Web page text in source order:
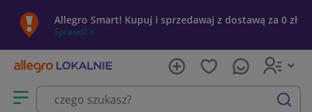
Allegro Smart! Kupuj i sprzedawaj z dostawą za 0 zł
Sprawdź »
Otwórz menu z kategoriami
szukaj